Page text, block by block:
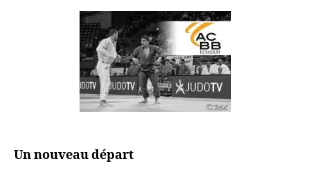
Un nouveau départ